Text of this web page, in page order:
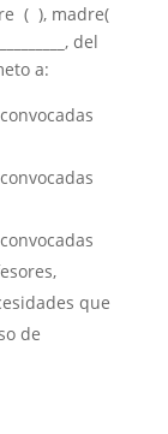
( ), madre(
, del
a:
que
de